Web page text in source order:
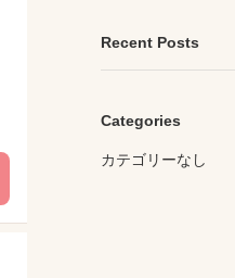
Recent Posts
Categories
カテゴリーなし